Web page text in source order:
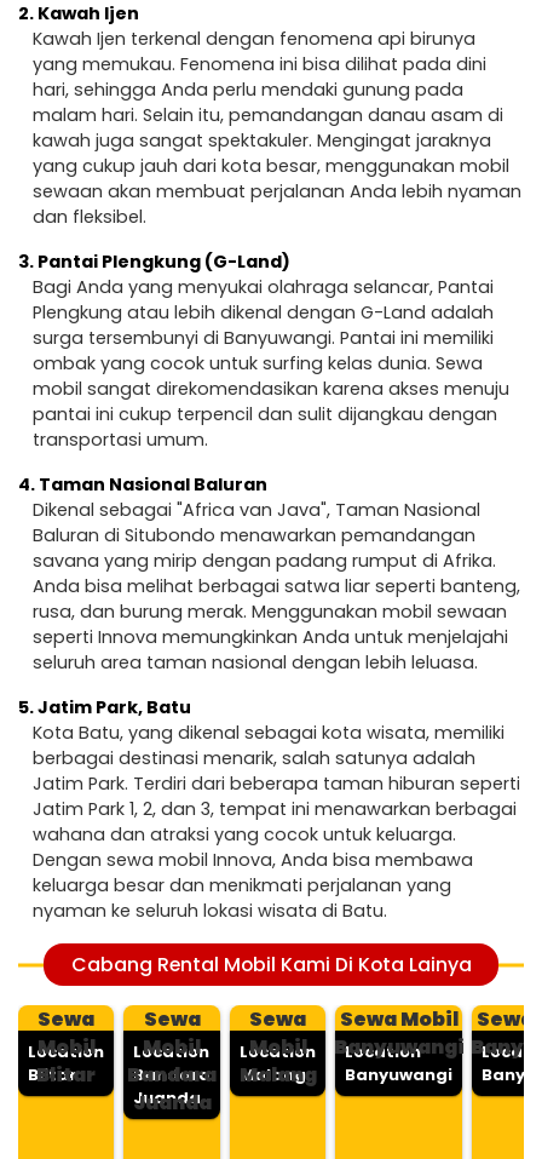
2. Kawah Ijen
Kawah Ijen terkenal dengan fenomena api birunya
yang memukau. Fenomena ini bisa dilihat pada dini
hari, sehingga Anda perlu mendaki gunung pada
malam hari. Selain itu, pemandangan danau asam di
kawah juga sangat spektakuler. Mengingat jaraknya
yang cukup jauh dari kota besar, menggunakan mobil
sewaan akan membuat perjalanan Anda lebih nyaman
dan fleksibel.
3. Pantai Plengkung (G-Land)
Bagi Anda yang menyukai olahraga selancar, Pantai
Plengkung atau lebih dikenal dengan G-Land adalah
surga tersembunyi di Banyuwangi. Pantai ini memiliki
ombak yang cocok untuk surfing kelas dunia. Sewa
mobil sangat direkomendasikan karena akses menuju
pantai ini cukup terpencil dan sulit dijangkau dengan
transportasi umum.
4. Taman Nasional Baluran
Dikenal sebagai "Africa van Java", Taman Nasional
Baluran di Situbondo menawarkan pemandangan
savana yang mirip dengan padang rumput di Afrika.
Anda bisa melihat berbagai satwa liar seperti banteng,
rusa, dan burung merak. Menggunakan mobil sewaan
seperti Innova memungkinkan Anda untuk menjelajahi
seluruh area taman nasional dengan lebih leluasa.
5.Jatim Park, Batu
Kota Batu, yang dikenal sebagai kota wisata, memiliki
berbagai destinasi menarik, salah satunya adalah
Jatim Park. Terdiri dari beberapa taman hiburan seperti
Jatim Park 1, 2, dan 3, tempat ini menawarkan berbagai
wahana dan atraksi yang cocok untuk keluarga.
Dengan sewa mobil Innova, Anda bisa membawa
keluarga besar dan menikmati perjalanan yang
nyaman ke seluruh lokasi wisata di Batu.
Cabang Rental Mobil Kami Di Kota Lainya
Sewa
Mobil
Blitar
Location
Blitar
Sewa
Mobil
Bandara
Juanda
Location
Bandara
Juanda
Sewa
Mobil
Malang
Location
Malang
Sewa Mobil
Banyuwangi
Location
Banyuwangi
Sewa